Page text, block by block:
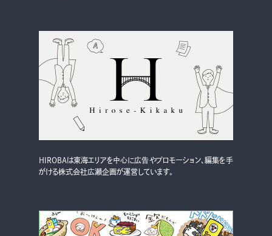
HIROBAは東海エリアを中心に広告やプロモーション、編集を手
がける株式会社広瀬企画が運営しています。